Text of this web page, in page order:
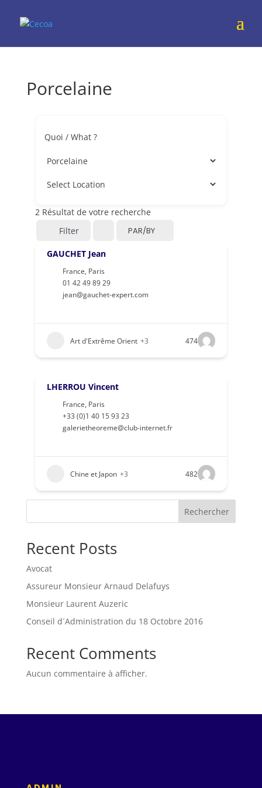
Porcelaine
Quoi / What ?
2Résultat de votre recherche
Filter
PAR/BY
GAUCHET Jean
France, Paris
01 42 49 89 29
jean@gauchet-expert.com
Art d'Extrême Orient +3 474
LHERROU Vincent
France, Paris
+33 (0)1 40 15 93 23
galerietheoreme@club-internet.fr
Chine et Japon +3 482
Rechercher
Recent Posts
Avocat
Assureur Monsieur Arnaud Delafuys
Monsieur Laurent Auzeric
Conseil d´Administration du 18 Octobre 2016
Recent Comments
Aucun commentaire à afficher.